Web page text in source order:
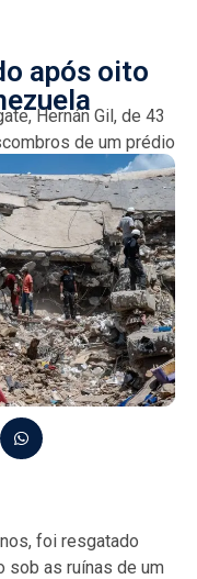
após oito
Hernán Gil, de 43
de um prédio
foi resgatado
sob as ruínas de um